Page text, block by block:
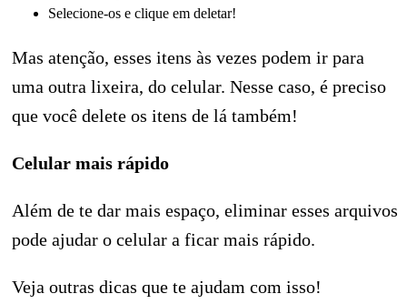
Selecione-os e clique em deletar!
Mas atenção, esses itens às vezes podem ir para
uma outra lixeira, do celular. Nesse caso, é preciso
que você delete os itens de lá também!
Celular mais rápido
Além de te dar mais espaço, eliminar esses arquivos
pode ajudar o celular a ficar mais rápido.
Veja outras dicas que te ajudam com isso!